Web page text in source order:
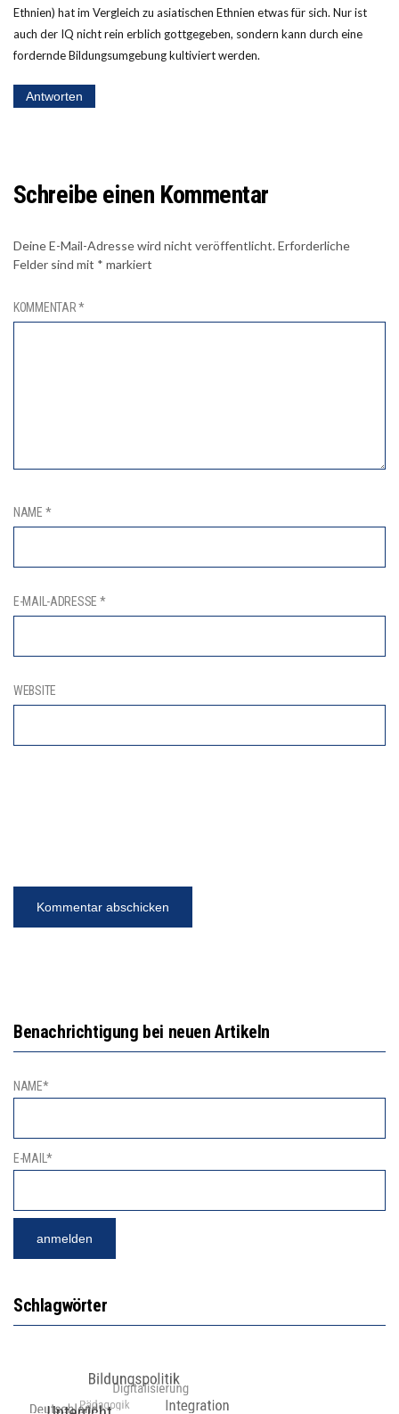
Ethnien) hat im Vergleich zu asiatischen Ethnien etwas für sich. Nur ist
auch der IQ nicht rein erblich gottgegeben, sondern kann durch eine
fordernde Bildungsumgebung kultiviert werden.
Antworten
Schreibe einen Kommentar
Deine E-Mail-Adresse wird nicht veröffentlicht.Erforderliche
Felder sind mit * markiert
KOMMENTAR*
NAME *
E-MAIL-ADRESSE *
WEBSITE
Benachrichtigung bei neuen Artikeln
NAME*
E-MAIL*
Schlagwörter